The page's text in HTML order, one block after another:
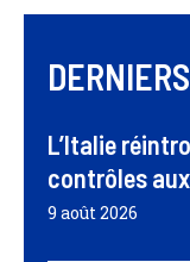
L’Italie
contrôles
9 août 2026